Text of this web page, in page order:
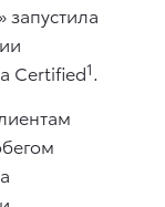
Certified1.